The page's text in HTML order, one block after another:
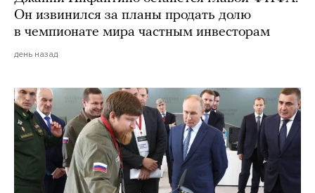
Он извинился за планы продать долю
в чемпионате мира частным инвесторам
день назад